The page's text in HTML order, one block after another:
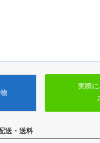
実際
送・送料